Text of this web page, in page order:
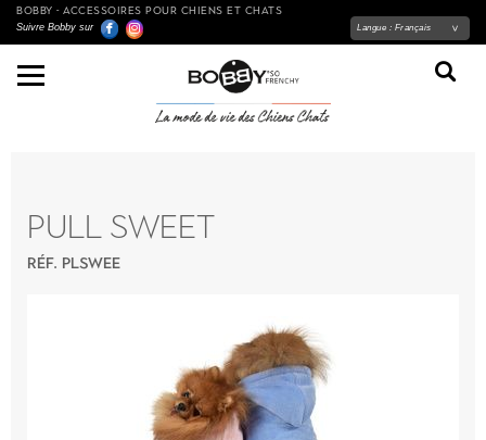
BOBBY - ACCESSOIRES POUR CHIENS ET CHATS
Suivre Bobby sur Langue : Français
PULL SWEET
RÉF. PLSWEE